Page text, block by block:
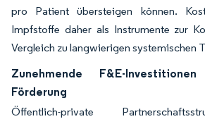
pro Patient übersteigen können.
Impfstoffe daher als Instrumente zur
Vergleich zu langwierigen systemischen
Zunehmende F&E-
Förderung
Öffentlich-private